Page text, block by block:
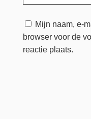
Mijn naam, e-
browser voor de
reactie plaats.